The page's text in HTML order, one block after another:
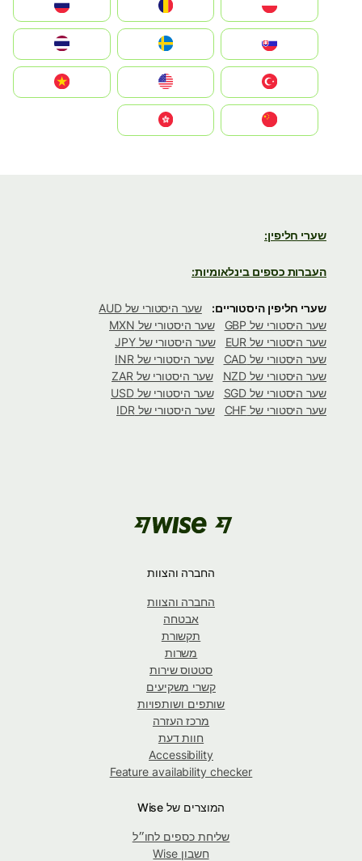
România
Slovensko
United States
Vietnam
שערי חליפין:
העברות כספים בינלאומיות:
שערי חליפין היסטוריים:
שער היסטורי של AUD
שער היסטורי של GBP
שער היסטורי של MXN
שער היסטורי של EUR
שער היסטורי של JPY
שער היסטורי של CAD
שער היסטורי של INR
שער היסטורי של NZD
שער היסטורי של ZAR
שער היסטורי של SGD
שער היסטורי של USD
שער היסטורי של CHF
שער היסטורי של IDR
החברה והצוות
החברה והצוות
אבטחה
תקשורת
משרות
סטטוס שירות
קשרי משקיעים
שותפים ושותפויות
מרכז העזרה
חוות דעת
Accessibility
Feature availability checker
המוצרים של Wise
שליחת כספים לחו״ל
חשבון Wise